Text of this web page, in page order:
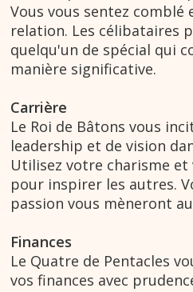
Vous vous sentez
relation. Les célibataires
quelqu'un de spécial qui
manière significative.
Carrière
Le Roi de Bâtons vous
leadership et de vision
Utilisez votre charisme
pour inspirer les autres.
passion vous mèneront
Finances
Le Quatre de Pentacles
vos finances avec